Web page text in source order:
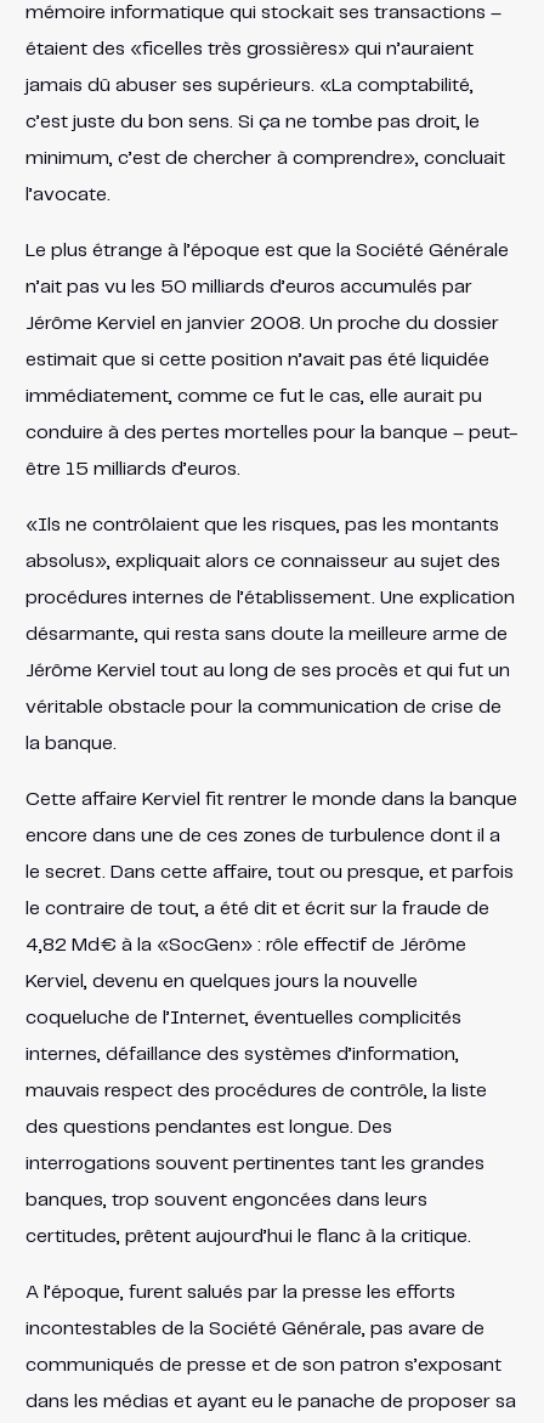
mémoire informatique qui stockait ses transactions –
étaient des «ficelles très grossières» qui n’auraient
jamais dû abuser ses supérieurs. «La comptabilité,
c’est juste du bon sens. Si ça ne tombe pas droit, le
minimum, c’est de chercher à comprendre», concluait
l’avocate.
Le plus étrange à l’époque est que la Société Générale
n’ait pas vu les 50 milliards d’euros accumulés par
Jérôme Kerviel en janvier 2008. Un proche du dossier
estimait que si cette position n’avait pas été liquidée
immédiatement, comme ce fut le cas, elle aurait pu
conduire à des pertes mortelles pour la banque – peut-
être 15 milliards d’euros.
«Ils ne contrôlaient que les risques, pas les montants
absolus», expliquait alors ce connaisseur au sujet des
procédures internes de l’établissement. Une explication
désarmante, qui resta sans doute la meilleure arme de
Jérôme Kerviel tout au long de ses procès et qui fut un
véritable obstacle pour la communication de crise de
la banque.
Cette affaire Kerviel fit rentrer le monde dans la banque
encore dans une de ces zones de turbulence dont il a
le secret. Dans cette affaire, tout ou presque, et parfois
le contraire de tout, a été dit et écrit sur la fraude de
4,82 Md€ à la «SocGen» : rôle effectif de Jérôme
Kerviel, devenu en quelques jours la nouvelle
coqueluche de l’Internet, éventuelles complicités
internes, défaillance des systèmes d’information,
mauvais respect des procédures de contrôle, la liste
des questions pendantes est longue. Des
interrogations souvent pertinentes tant les grandes
banques, trop souvent engoncées dans leurs
certitudes, prêtent aujourd’hui le flanc à la critique.
A l’époque, furent salués par la presse les efforts
incontestables de la Société Générale, pas avare de
communiqués de presse et de son patron s’exposant
dans les médias et ayant eu le panache de proposer sa